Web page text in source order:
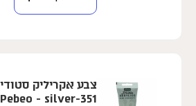
Pebeo - silver-351